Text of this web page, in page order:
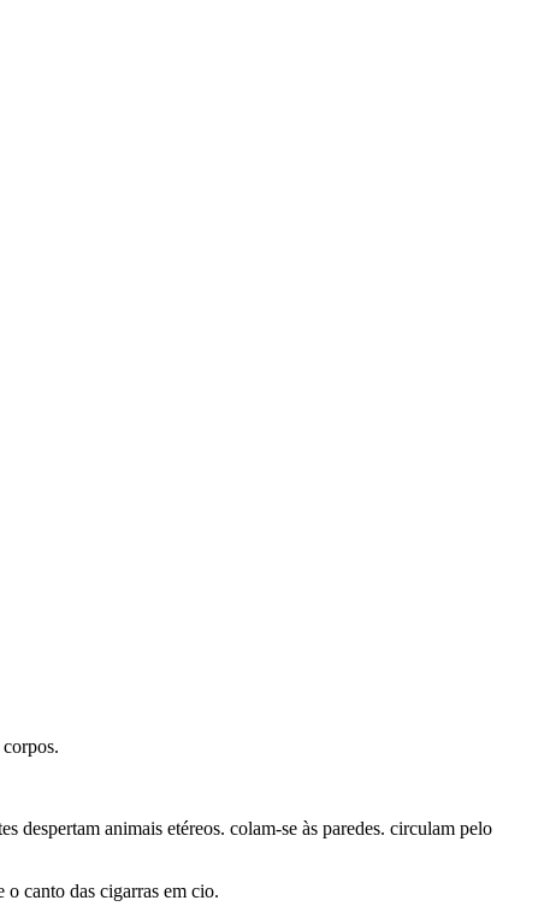
despertam animais etéreos. colam-se às paredes. circulam pelo
o canto das cigarras em cio.